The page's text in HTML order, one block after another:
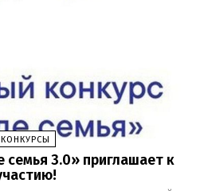
КОНКУРСЫ
семья 3.0» приглашает к